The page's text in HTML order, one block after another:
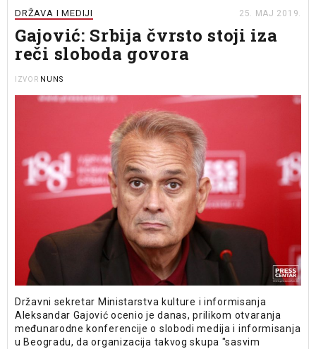
DRŽAVA I MEDIJI 25. MAJ 2019.
Gajović: Srbija čvrsto stoji iza
reči sloboda govora
IZVOR NUNS
Državni sekretar Ministarstva kulture i informisanja
Aleksandar Gajović ocenio je danas, prilikom otvaranja
međunarodne konferencije o slobodi medija i informisanja
u Beogradu, da organizacija takvog skupa "sasvim